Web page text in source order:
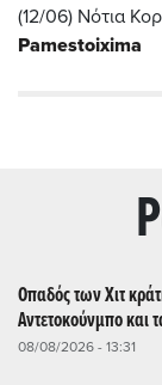
(12/06) Νότια
Pamestoixima
Οπαδός των Χιτ
Αντετοκούνμπο και
08/08/2026 - 13:31